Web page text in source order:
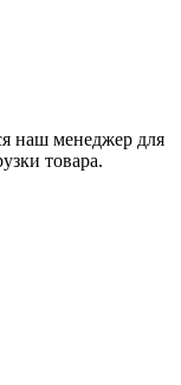
наш менеджер для
товара.